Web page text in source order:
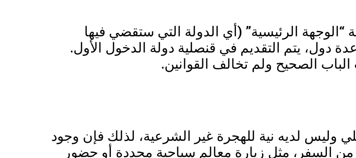
الرئيسية” (أي الدولة التي ستقضي فيها
دول، يتم التقديم في قنصلية دولة الدخول الأول.
الصحيح ولم تخالف القوانين.
وليس لديه نية للهجرة غير الشرعية، لذلك فإن وجود
السفر، مثل زيارة معالم سياحية محددة أو حضور